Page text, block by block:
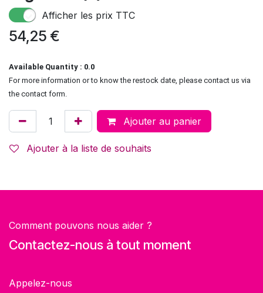
Afficher les prix TTC
54,25 €
Available Quantity : 0.0
For more information or to know the restock date, please contact us via
the contact form.
Ajouter au panier
Ajouter à la liste de souhaits
Comment pouvons nous aider ?
Contactez-nous à tout moment
Appelez-nous